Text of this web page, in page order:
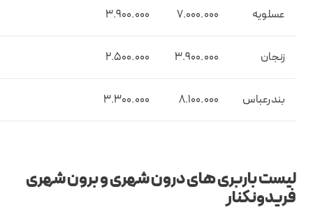
عسلویه 7.000.000
3.900.000
زنجان 3.900.000
2.500.000
بندرعباس 8.100.000
3.300.000
لیست باربری های درون شهری و برون شهری
فریدونکنار